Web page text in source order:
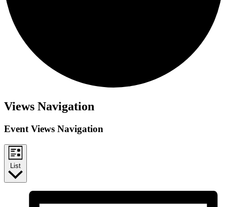
Views Navigation
Event Views Navigation
List